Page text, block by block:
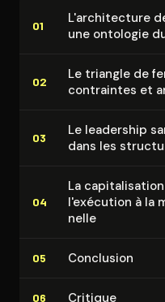
01
L'ar­chi­tec­ture
une ontologie
02
Le triangle de
contraintes et
03
Le leadership
dans les
04
La
l'exécution à la
nelle
05 Conclusion
06 Critique